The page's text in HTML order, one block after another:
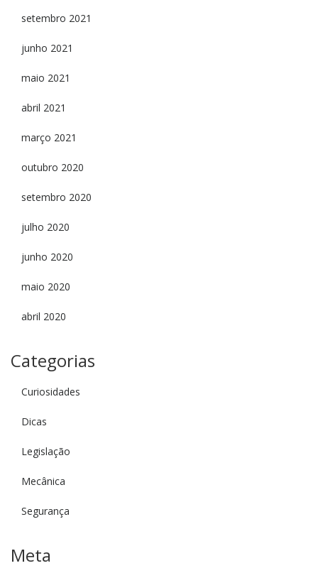
setembro 2021
junho 2021
maio 2021
abril 2021
março 2021
outubro 2020
setembro 2020
julho 2020
junho 2020
maio 2020
abril 2020
Categorias
Curiosidades
Dicas
Legislação
Mecânica
Segurança
Meta